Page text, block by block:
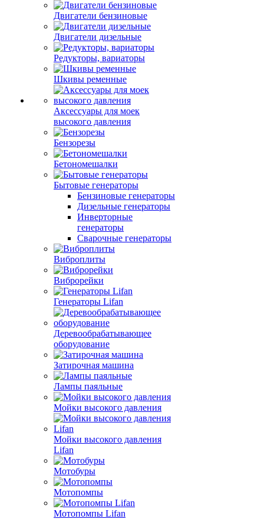
Двигатели бензиновые
Двигатели дизельные
Редукторы, вариаторы
Шкивы ременные
Аксессуары для моек
высокого давления
Бензорезы
Бетономешалки
Бытовые генераторы
Бензиновые генераторы
Дизельные генераторы
Инверторные
генераторы
Сварочные генераторы
Виброплиты
Виброрейки
Генераторы Lifan
Деревообрабатывающее
оборудование
Затирочная машина
Лампы паяльные
Мойки высокого давления
Мойки высокого давления
Lifan
Мотобуры
Мотопомпы
Мотопомпы Lifan